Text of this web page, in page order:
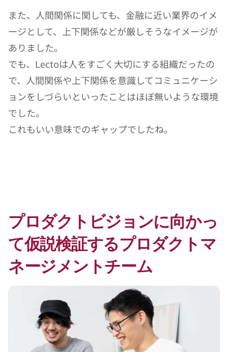
また、人間関係に関しても、金融に近い業界のイメ
ージとして、上下関係などが厳しそうなイメージが
ありました。
でも、Lectoは人をすごく大切にする組織だったの
で、人間関係や上下関係を意識してコミュニケーシ
ョンをしづらいといったことはほぼ無いような環境
でした。
これもいい意味でのギャップでしたね。
プロダクトビジョンに向かっ
て仮説検証するプロダクトマ
ネージメントチーム